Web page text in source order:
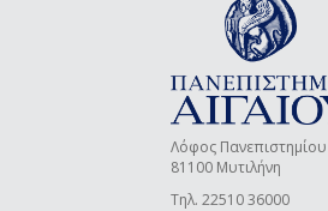
Λόφος Πανεπιστημίου
81100 Μυτιλήνη
Τηλ. 22510 36000